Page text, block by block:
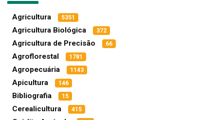
Agricultura 5351
Agricultura Biológica 372
Agricultura de Precisão 66
Agroflorestal 1781
Agropecuária 1143
Apicultura 146
Bibliografia 15
Cerealicultura 415